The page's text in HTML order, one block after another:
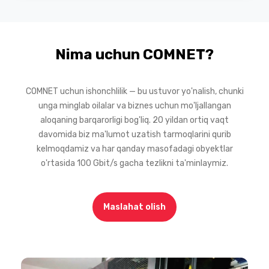
Nima uchun COMNET?
COMNET uchun ishonchlilik — bu ustuvor yo'nalish, chunki
unga minglab oilalar va biznes uchun mo'ljallangan
aloqaning barqarorligi bog'liq. 20 yildan ortiq vaqt
davomida biz ma'lumot uzatish tarmoqlarini qurib
kelmoqdamiz va har qanday masofadagi obyektlar
o'rtasida 100 Gbit/s gacha tezlikni ta'minlaymiz.
Maslahat olish